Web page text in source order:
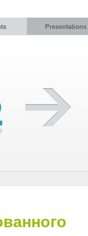
Presentations